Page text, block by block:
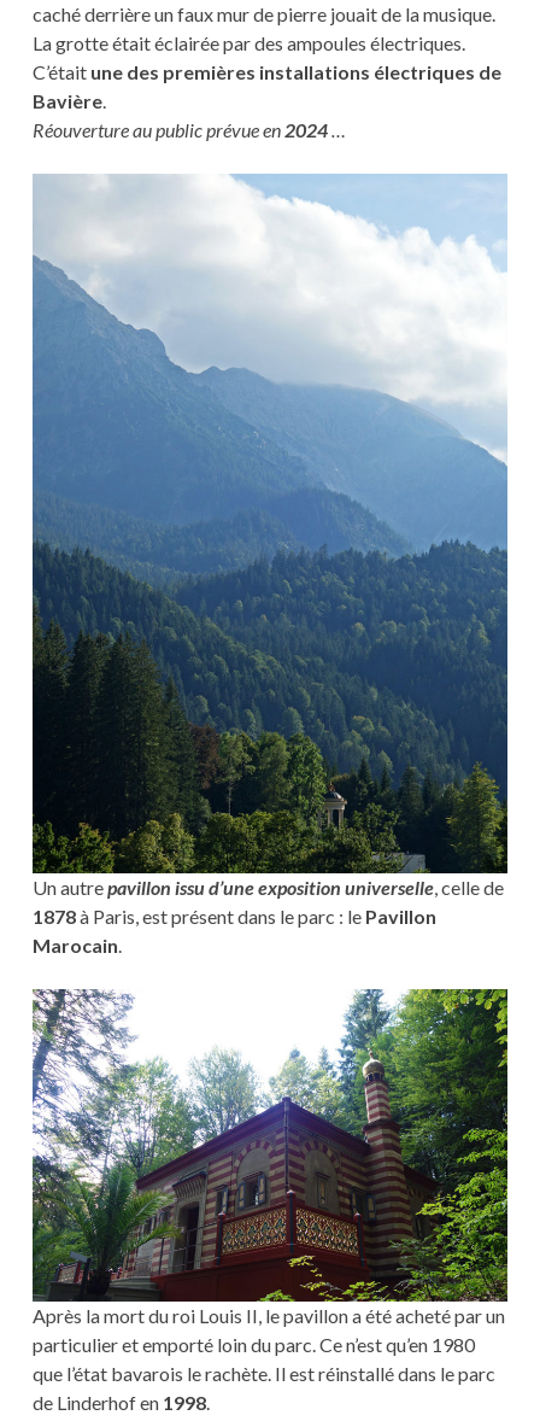
caché derrière un faux mur de pierre jouait de la musique.
La grotte était éclairée par des ampoules électriques.
C’était une des premières installations électriques de
Bavière.
Réouverture au public prévue en2024…
Un autrepavillon issu d’une exposition universelle, celle de
1878à Paris, est présent dans le parc : le Pavillon
Marocain.
Après la mort du roi Louis II, le pavillon a été acheté par un
particulier et emporté loin du parc. Ce n’est qu’en 1980
que l’état bavarois le rachète. Il est réinstallé dans le parc
de Linderhof en 1998.